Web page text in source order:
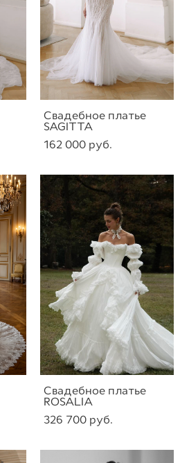
Свадебное платье
SAGITTA
162 000 pуб.
Свадебное платье
ROSALIA
326 700 pуб.